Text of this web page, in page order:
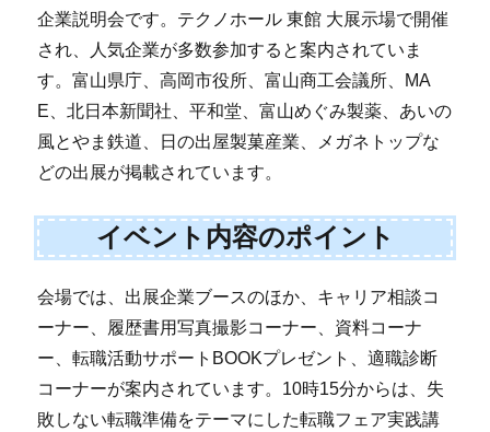
企業説明会です。テクノホール 東館 大展示場で開催
され、人気企業が多数参加すると案内されていま
す。富山県庁、高岡市役所、富山商工会議所、MA
E、北日本新聞社、平和堂、富山めぐみ製薬、あいの
風とやま鉄道、日の出屋製菓産業、メガネトップな
どの出展が掲載されています。
イベント内容のポイント
会場では、出展企業ブースのほか、キャリア相談コ
ーナー、履歴書用写真撮影コーナー、資料コーナ
ー、転職活動サポートBOOKプレゼント、適職診断
コーナーが案内されています。10時15分からは、失
敗しない転職準備をテーマにした転職フェア実践講